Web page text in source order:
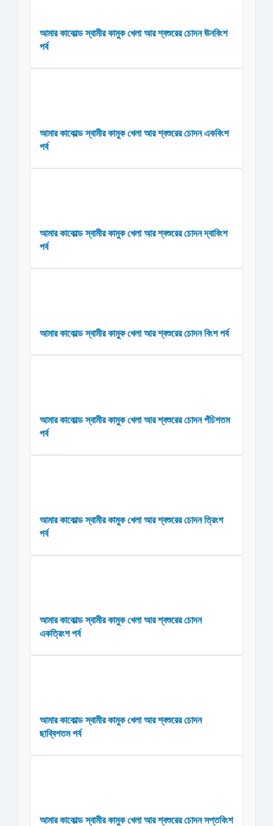
আমার কাকোল্ড স্বামীর কামুক খেলা আর শ্বশুরের চোদন ঊনবিংশ
পর্ব
আমার কাকোল্ড স্বামীর কামুক খেলা আর শ্বশুরের চোদন একবিংশ
পর্ব
আমার কাকোল্ড স্বামীর কামুক খেলা আর শ্বশুরের চোদন দ্বাবিংশ
পর্ব
আমার কাকোল্ড স্বামীর কামুক খেলা আর শ্বশুরের চোদন বিংশ পর্ব
আমার কাকোল্ড স্বামীর কামুক খেলা আর শ্বশুরের চোদন পঁচিশতম
পর্ব
আমার কাকোল্ড স্বামীর কামুক খেলা আর শ্বশুরের চোদন ত্রিংশ
পর্ব
আমার কাকোল্ড স্বামীর কামুক খেলা আর শ্বশুরের চোদন
একত্রিংশ পর্ব
আমার কাকোল্ড স্বামীর কামুক খেলা আর শ্বশুরের চোদন
ছাব্বিশতম পর্ব
আমার কাকোল্ড স্বামীর কামুক খেলা আর শ্বশুরের চোদন সপ্তবিংশ